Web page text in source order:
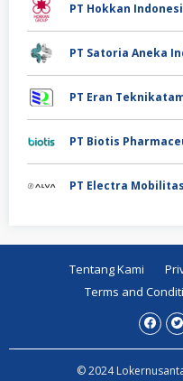
PT Hokkan
PT Satoria Aneka
PT Eran
PT Biotis
PT Electra
Tentang Kami
Terms and
© 2024